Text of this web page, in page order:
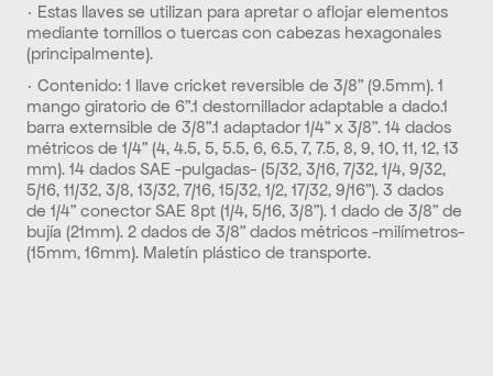
· Estas llaves se utilizan para apretar o aflojar elementos
mediante tornillos o tuercas con cabezas hexagonales
(principalmente).
· Contenido: 1 llave cricket reversible de 3/8” (9.5mm). 1
mango giratorio de 6”.1 destornillador adaptable a dado.1
barra externsible de 3/8”.1 adaptador 1/4” x 3/8”. 14 dados
métricos de 1/4” (4, 4.5, 5, 5.5, 6, 6.5, 7, 7.5, 8, 9, 10, 11, 12, 13
mm). 14 dados SAE -pulgadas- (5/32, 3/16, 7/32, 1/4, 9/32,
5/16, 11/32, 3/8, 13/32, 7/16, 15/32, 1/2, 17/32, 9/16”). 3 dados
de 1/4” conector SAE 8pt (1/4, 5/16, 3/8”). 1 dado de 3/8” de
bujía (21mm). 2 dados de 3/8” dados métricos -milímetros-
(15mm, 16mm). Maletín plástico de transporte.